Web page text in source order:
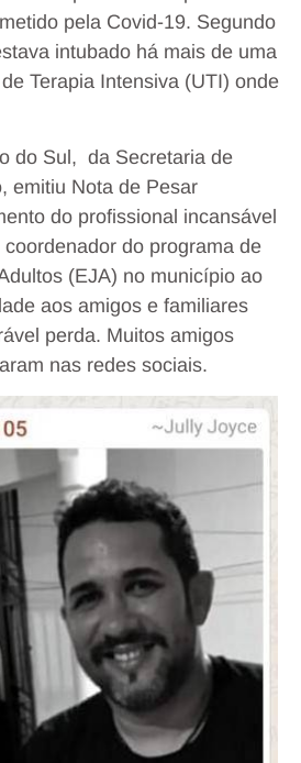
pela Covid-19. Segundo
intubado há mais de uma
Terapia Intensiva (UTI) onde
do Sul, da Secretaria de
emitiu Nota de Pesar
do profissional incansável
do programa de
(EJA) no município ao
aos amigos e familiares
perda. Muitos amigos
nas redes sociais.